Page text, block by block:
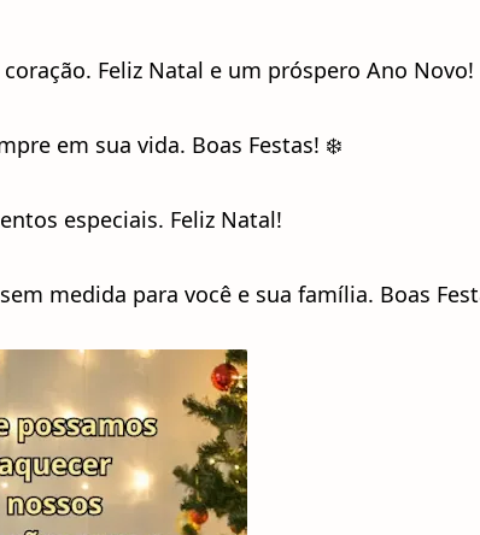
Feliz Natal e um próspero Ano
em sua vida. Boas Festas! ❄️
especiais. Feliz Natal!
medida para você e sua família. Boas